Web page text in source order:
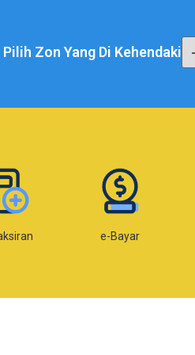
Pilih Zon Yang Di Kehendaki
e-Bayar